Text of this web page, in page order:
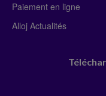
Paiement en ligne
Alloj Actualités